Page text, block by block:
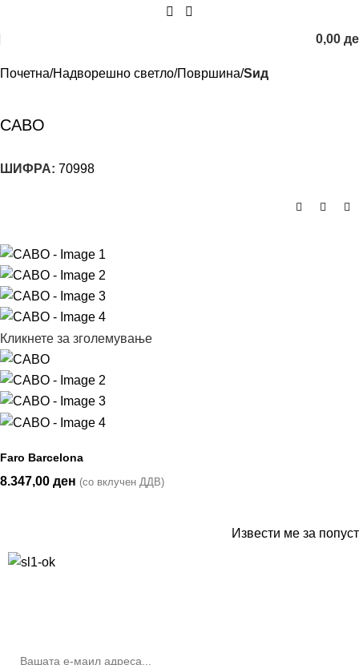
0,00
Почетна Надворешно светло Површина Ѕид
CABO
ШИФРА: 70998
Кликнете за зголемување
Faro Barcelona
8.347,00 ден (со вклучен ДДВ)
Извести ме за попуст